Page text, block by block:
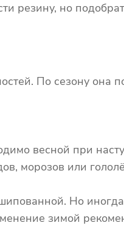
резину, но
По сезону она
весной при
морозов или
Но
зимой